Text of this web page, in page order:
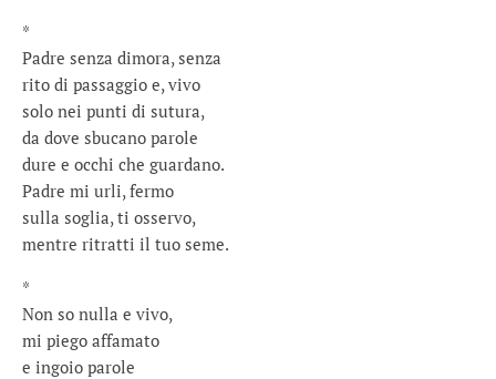
*
Padre senza dimora, senza
rito di passaggio e, vivo
solo nei punti di sutura,
da dove sbucano parole
dure e occhi che guardano.
Padre mi urli, fermo
sulla soglia, ti osservo,
mentre ritratti il tuo seme.
*
Non so nulla e vivo,
mi piego affamato
e ingoio parole